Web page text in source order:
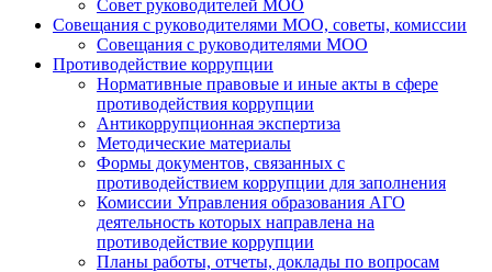
Совет руководителей МОО
Совещания с руководителями МОО, советы, комиссии
Совещания с руководителями МОО
Противодействие коррупции
Нормативные правовые и иные акты в сфере
противодействия коррупции
Антикоррупционная экспертиза
Методические материалы
Формы документов, связанных с
противодействием коррупции для заполнения
Комиссии Управления образования АГО
деятельность которых направлена на
противодействие коррупции
Планы работы, отчеты, доклады по вопросам